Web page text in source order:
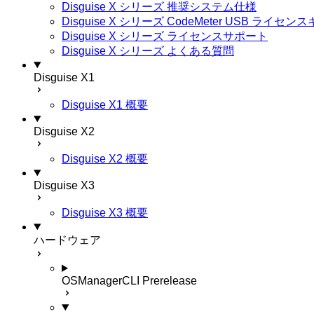
Disguise X シリーズ 推奨システム仕様
Disguise X シリーズ CodeMeter USB ライセンス
Disguise X シリーズ ライセンスサポート
Disguise X シリーズ よくある質問
Disguise X1
Disguise X1 概要
Disguise X2
Disguise X2 概要
Disguise X3
Disguise X3 概要
ハードウェア
OSManagerCLI Prerelease